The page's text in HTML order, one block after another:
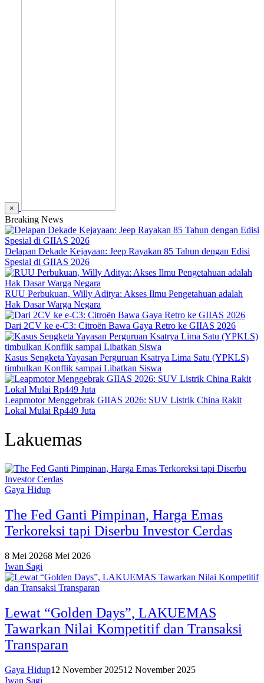
×
Breaking News
Delapan Dekade Kejayaan: Jeep Rayakan 85 Tahun dengan Edisi
Spesial di GIIAS 2026
RUU Perbukuan, Willy Aditya: Akses Ilmu Pengetahuan adalah
Hak Dasar Warga Negara
Dari 2CV ke e-C3: Citroën Bawa Gaya Retro ke GIIAS 2026
Kasus Sengketa Yayasan Perguruan Ksatrya Lima Satu (YPKLS)
timbulkan Konflik sampai Libatkan Siswa
Leapmotor Menggebrak GIIAS 2026: SUV Listrik China Rakit
Lokal Mulai Rp449 Juta
Lakuemas
Gaya Hidup
The Fed Ganti Pimpinan, Harga Emas
Terkoreksi tapi Diserbu Investor Cerdas
8 Mei 20268 Mei 2026
Iwan Sagi
Lewat “Golden Days”, LAKUEMAS
Tawarkan Nilai Kompetitif dan Transaksi
Transparan
Gaya Hidup12 November 202512 November 2025
Iwan Sagi